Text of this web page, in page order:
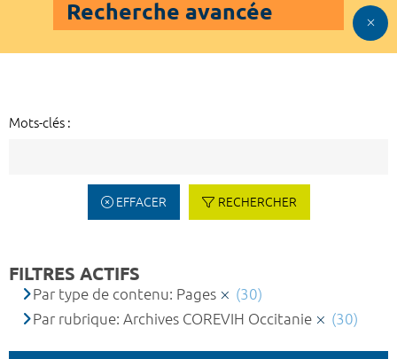
Recherche avancée
Mots-clés :
EFFACER RECHERCHER
FILTRES ACTIFS
Par type de contenu: Pages
(30)
Par rubrique: Archives COREVIH Occitanie
(30)